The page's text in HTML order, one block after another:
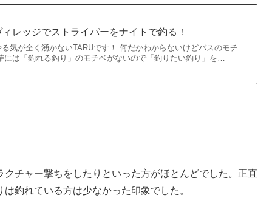
レッジでストライパーをナイトで釣る！
気が全く湧かないTARUです！ 何だかわからないけどバスのモチ
は「釣れる釣り」のモチベがないので「釣りたい釣り」を…
チャー撃ちをしたりといった方がほとんどでした。正直
釣れている方は少なかった印象でした。